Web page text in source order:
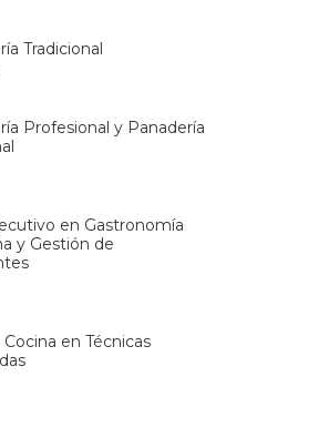
Tradicional
Profesional y Panadería
en Gastronomía
y Gestión de
en Técnicas